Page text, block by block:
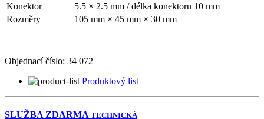
Konektor
5.5 × 2.5 mm / délka konektoru 10 mm
Rozměry
105 mm × 45 mm × 30 mm
Objednací číslo: 34 072
Produktový list
SLUŽBA ZDARMA TECHNICKÁ